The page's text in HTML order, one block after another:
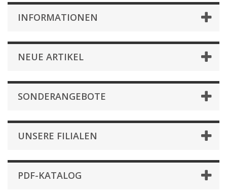
INFORMATIONEN
NEUE ARTIKEL
SONDERANGEBOTE
UNSERE FILIALEN
PDF-KATALOG